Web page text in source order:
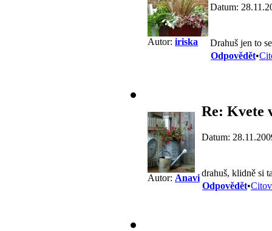
Autor: iriska
Datum:
Drahuš jen to
Odpovědět•
Autor: Anavi
Re: Kvete
Datum:
drahuš, klidně si
Odpovědět•